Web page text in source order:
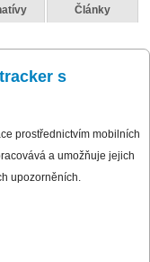
Články
s
prostřednictvím mobilních
a umožňuje jejich
upozorněních.